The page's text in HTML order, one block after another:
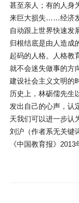
甚至亲人；有的人身
来巨大损失……经济
自动跟上世界快速发
归根结底是由人造成
起码的人格。人格教
就不会迷失做事的方
建设社会主义文明的
历史上，林砺儒先生
发出自己的心声，认
天我们可以进一步认
刘沪（作者系无关键
《中国教育报》2013